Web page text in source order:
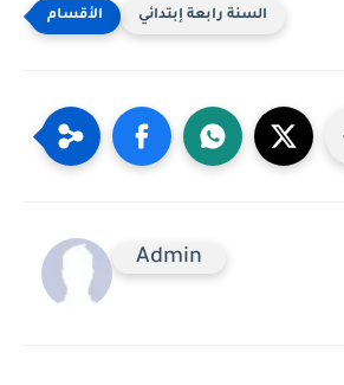
السنة رابعة إبتدائي
Admin